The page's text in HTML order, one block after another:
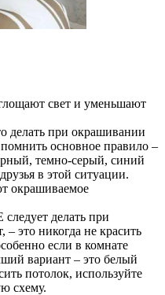
свет и уменьшают
делать при окрашивании
основное правило –
темно-серый, синий
в этой ситуации.
окрашиваемое
делать при
– это никогда не красить
если в комнате
вариант – это белый
потолок, используйте
схему.